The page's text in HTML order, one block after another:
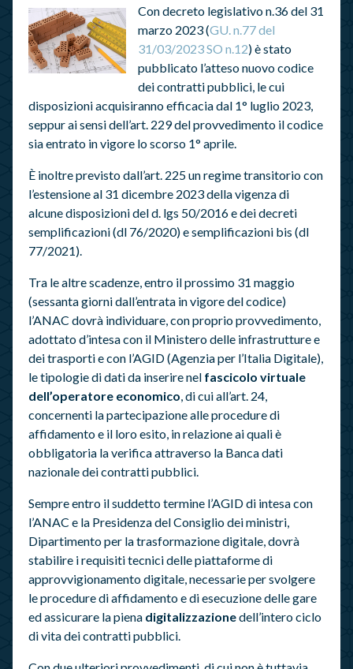
Con decreto legislativo n.36 del 31
marzo 2023 (GU. n.77 del
31/03/2023 SO n.12) è stato
pubblicato l’atteso nuovo codice
dei contratti pubblici, le cui
disposizioni acquisiranno efficacia dal 1° luglio 2023,
seppur ai sensi dell’art. 229 del provvedimento il codice
sia entrato in vigore lo scorso 1° aprile.
È inoltre previsto dall’art. 225 un regime transitorio con
l’estensione al 31 dicembre 2023 della vigenza di
alcune disposizioni del d. lgs 50/2016 e dei decreti
semplificazioni (dl 76/2020) e semplificazioni bis (dl
77/2021).
Tra le altre scadenze, entro il prossimo 31 maggio
(sessanta giorni dall’entrata in vigore del codice)
l’ANAC dovrà individuare, con proprio provvedimento,
adottato d’intesa con il Ministero delle infrastrutture e
dei trasporti e con l’AGID (Agenzia per l’Italia Digitale),
le tipologie di dati da inserire nel fascicolo virtuale
dell’operatore economico, di cui all’art. 24,
concernenti la partecipazione alle procedure di
affidamento e il loro esito, in relazione ai quali è
obbligatoria la verifica attraverso la Banca dati
nazionale dei contratti pubblici.
Sempre entro il suddetto termine l’AGID di intesa con
l’ANAC e la Presidenza del Consiglio dei ministri,
Dipartimento per la trasformazione digitale, dovrà
stabilire i requisiti tecnici delle piattaforme di
approvvigionamento digitale, necessarie per svolgere
le procedure di affidamento e di esecuzione delle gare
ed assicurare la piena digitalizzazionedell’intero ciclo
di vita dei contratti pubblici.